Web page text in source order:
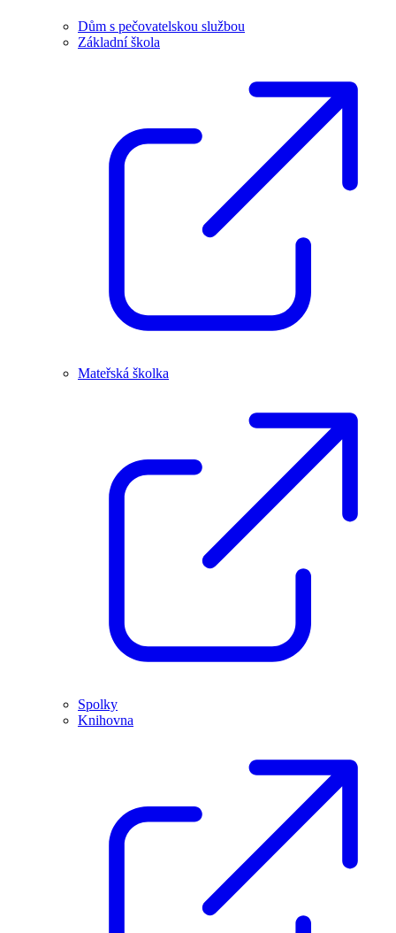
Dům s pečovatelskou službou
Základní škola
Mateřská školka
Spolky
Knihovna